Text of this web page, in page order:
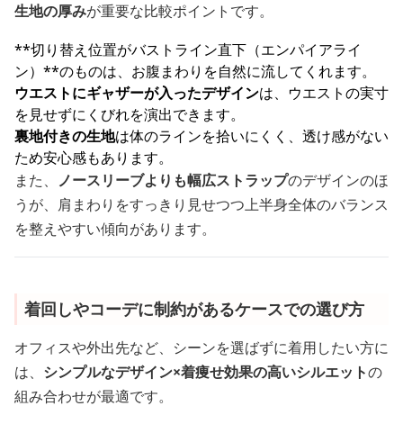
生地の厚みが重要な比較ポイントです。
**切り替え位置がバストライン直下（エンパイアライ
ン）**のものは、お腹まわりを自然に流してくれます。
ウエストにギャザーが入ったデザインは、ウエストの実寸
を見せずにくびれを演出できます。
裏地付きの生地は体のラインを拾いにくく、透け感がない
ため安心感もあります。
また、 ノースリーブよりも幅広ストラップのデザインのほ
うが、肩まわりをすっきり見せつつ上半身全体のバランス
を整えやすい傾向があります。
着回しやコーデに制約があるケースでの選び方
オフィスや外出先など、シーンを選ばずに着用したい方に
は、 シンプルなデザイン×着痩せ効果の高いシルエットの
組み合わせが最適です。